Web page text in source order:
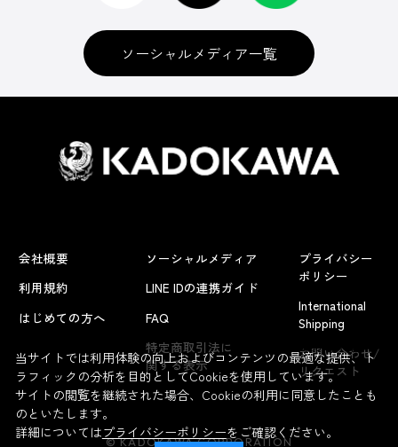
よくあるお問い合わせ
ソーシャルメディア一覧
会社概要
利用規約
はじめての方へ
ソーシャルメディア
LINE IDの連携ガイド
FAQ
特定商取引法に
関する表示
プライバシー
ポリシー
International
Shipping
お問い合わせ/
リクエスト
© KADOKAWA CORPORATION
当サイトでは利用体験の向上およびコンテンツの最適な提供、ト
ラフィックの分析を目的としてCookieを使用しています。
サイトの閲覧を継続された場合、Cookieの利用に同意したことも
のといたします。
詳細についてはプライバシーポリシーをご確認ください。